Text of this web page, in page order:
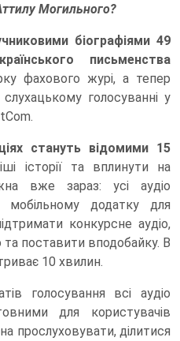
Могильного?
біографіями 49
письменства
фахового журі, а тепер
голосуванні у
стануть відомими 15
історії та вплинути на
вже зараз: усі аудіо
додатку для
конкурсне аудіо,
поставити вподобайку. В
10 хвилин.
голосування всі аудіо
для користувачів
прослуховувати, ділитися